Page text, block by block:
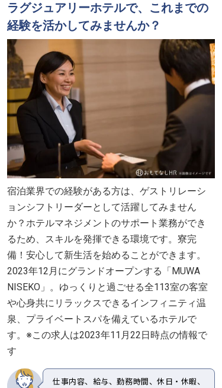
ラグジュアリーホテルで、これまでの
経験を活かしてみませんか？
宿泊業界での経験がある方は、ゲストリレーシ
ョンシフトリーダーとして活躍してみません
か？ホテルマネジメントのサポート業務ができ
るため、スキルを発揮できる環境です。寮完
備！安心して新生活を始めることができます。
2023年12月にグランドオープンする「MUWA
NISEKO」。ゆっくりと過ごせる全113室の客室
や心身共にリラックスできるインフィニティ温
泉、プライベートスパを備えているホテルで
す。※この求人は2023年11月22日時点の情報で
す
仕事内容、給与、勤務時間、休日・休暇、